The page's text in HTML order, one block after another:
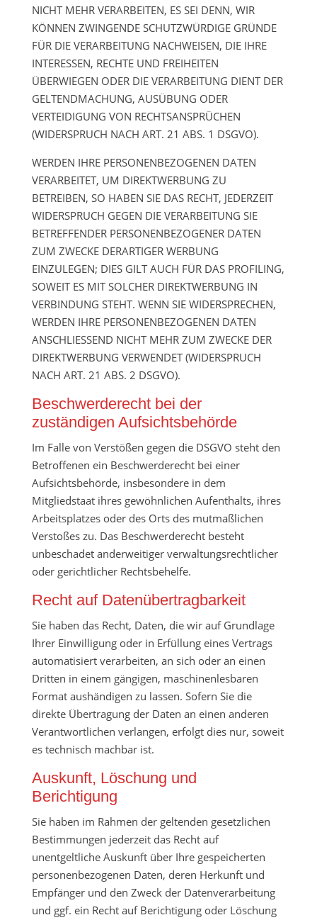
NICHT MEHR VERARBEITEN, ES SEI DENN, WIR
KÖNNEN ZWINGENDE SCHUTZWÜRDIGE GRÜNDE
FÜR DIE VERARBEITUNG NACHWEISEN, DIE IHRE
INTERESSEN, RECHTE UND FREIHEITEN
ÜBERWIEGEN ODER DIE VERARBEITUNG DIENT DER
GELTENDMACHUNG, AUSÜBUNG ODER
VERTEIDIGUNG VON RECHTSANSPRÜCHEN
(WIDERSPRUCH NACH ART. 21 ABS. 1 DSGVO).
WERDEN IHRE PERSONENBEZOGENEN DATEN
VERARBEITET, UM DIREKTWERBUNG ZU
BETREIBEN, SO HABEN SIE DAS RECHT, JEDERZEIT
WIDERSPRUCH GEGEN DIE VERARBEITUNG SIE
BETREFFENDER PERSONENBEZOGENER DATEN
ZUM ZWECKE DERARTIGER WERBUNG
EINZULEGEN; DIES GILT AUCH FÜR DAS PROFILING,
SOWEIT ES MIT SOLCHER DIREKTWERBUNG IN
VERBINDUNG STEHT. WENN SIE WIDERSPRECHEN,
WERDEN IHRE PERSONENBEZOGENEN DATEN
ANSCHLIESSEND NICHT MEHR ZUM ZWECKE DER
DIREKTWERBUNG VERWENDET (WIDERSPRUCH
NACH ART. 21 ABS. 2 DSGVO).
Beschwerderecht bei der
zuständigen Aufsichtsbehörde
Im Falle von Verstößen gegen die DSGVO steht den
Betroffenen ein Beschwerderecht bei einer
Aufsichtsbehörde, insbesondere in dem
Mitgliedstaat ihres gewöhnlichen Aufenthalts, ihres
Arbeitsplatzes oder des Orts des mutmaßlichen
Verstoßes zu. Das Beschwerderecht besteht
unbeschadet anderweitiger verwaltungsrechtlicher
oder gerichtlicher Rechtsbehelfe.
Recht auf Datenübertragbarkeit
Sie haben das Recht, Daten, die wir auf Grundlage
Ihrer Einwilligung oder in Erfüllung eines Vertrags
automatisiert verarbeiten, an sich oder an einen
Dritten in einem gängigen, maschinenlesbaren
Format aushändigen zu lassen. Sofern Sie die
direkte Übertragung der Daten an einen anderen
Verantwortlichen verlangen, erfolgt dies nur, soweit
es technisch machbar ist.
Auskunft, Löschung und
Berichtigung
Sie haben im Rahmen der geltenden gesetzlichen
Bestimmungen jederzeit das Recht auf
unentgeltliche Auskunft über Ihre gespeicherten
personenbezogenen Daten, deren Herkunft und
Empfänger und den Zweck der Datenverarbeitung
und ggf. ein Recht auf Berichtigung oder Löschung